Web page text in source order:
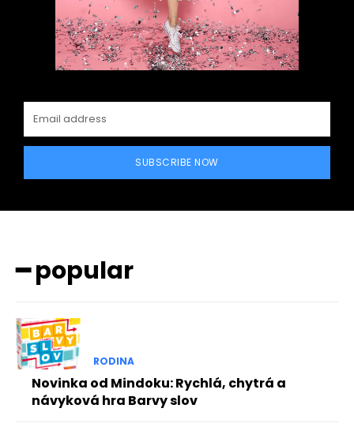
SUBSCRIBE NOW
━ popular
RODINA
Novinka od Mindoku: Rychlá, chytrá a
návyková hra Barvy slov